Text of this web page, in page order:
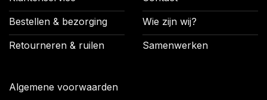
Bestellen & bezorging
Retourneren & ruilen
Algemene voorwaarden
Wie zijn wij?
Samenwerken